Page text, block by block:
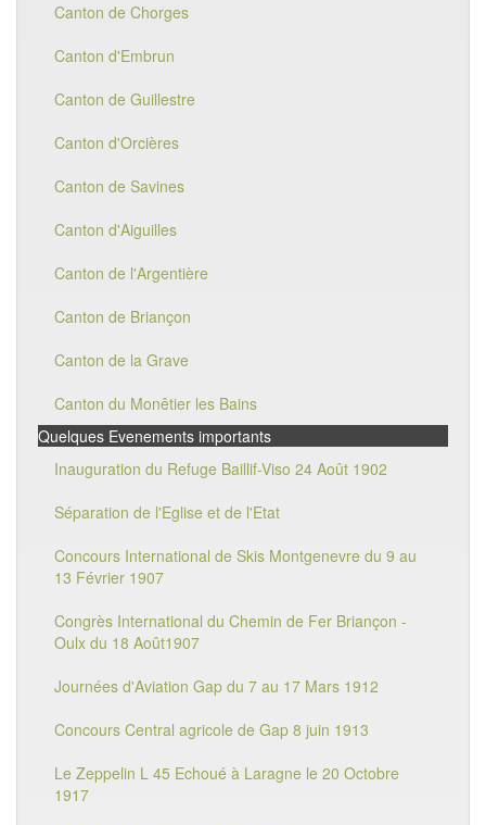
Canton de Chorges
Canton d'Embrun
Canton de Guillestre
Canton d'Orcières
Canton de Savines
Canton d'Aiguilles
Canton de l'Argentière
Canton de Briançon
Canton de la Grave
Canton du Monêtier les Bains
Quelques Evenements importants
Inauguration du Refuge Baillif-Viso 24 Août 1902
Séparation de l'Eglise et de l'Etat
Concours International de Skis Montgenevre du 9 au
13 Février 1907
Congrès International du Chemin de Fer Briançon -
Oulx du 18 Août1907
Journées d'Aviation Gap du 7 au 17 Mars 1912
Concours Central agricole de Gap 8 juin 1913
Le Zeppelin L 45 Echoué à Laragne le 20 Octobre
1917